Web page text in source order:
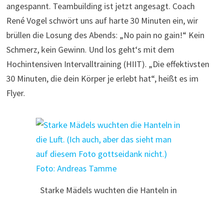
angespannt. Teambuilding ist jetzt angesagt. Coach
René Vogel schwört uns auf harte 30 Minuten ein, wir
brüllen die Losung des Abends: „No pain no gain!“ Kein
Schmerz, kein Gewinn. Und los geht‘s mit dem
Hochintensiven Intervalltraining (HIIT). „Die effektivsten
30 Minuten, die dein Körper je erlebt hat“, heißt es im
Flyer.
Starke Mädels wuchten die Hanteln in